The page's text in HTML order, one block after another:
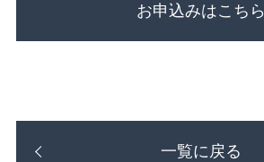
お申込みはこちら
一覧に戻る